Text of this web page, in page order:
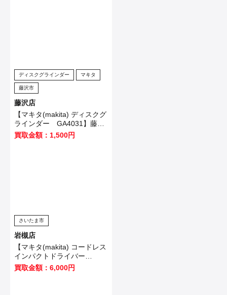
ディスクグラインダー マキタ
藤沢市
藤沢店
【マキタ(makita) ディスクグ
ラインダー GA4031】藤沢
市のお客様から買取させてい
ただきました！
買取金額：1,500円
さいたま市
岩槻店
【マキタ(makita) コードレス
インパクトドライバー
TD173DZO】坂戸市のお客
様から買取いたしました！
買取金額：6,000円